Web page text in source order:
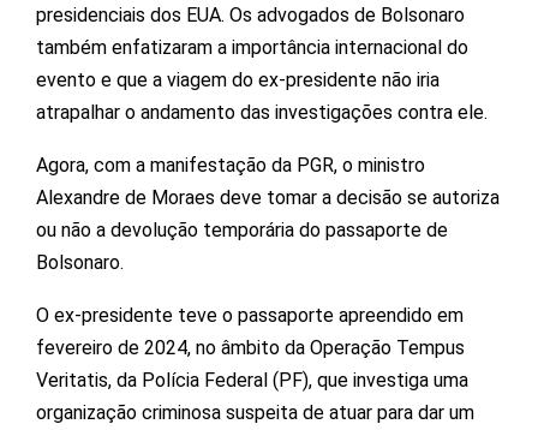
presidenciais dos EUA. Os advogados de Bolsonaro
também enfatizaram a importância internacional do
evento e que a viagem do ex-presidente não iria
atrapalhar o andamento das investigações contra ele.
Agora, com a manifestação da PGR, o ministro
Alexandre de Moraes deve tomar a decisão se autoriza
ou não a devolução temporária do passaporte de
Bolsonaro.
O ex-presidente teve o passaporte apreendido em
fevereiro de 2024, no âmbito da Operação Tempus
Veritatis, da Polícia Federal (PF), que investiga uma
organização criminosa suspeita de atuar para dar um